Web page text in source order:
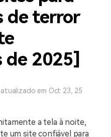
de terror
de 2025]
em Oct 23, 25
a tela à noite,
um site confiável para